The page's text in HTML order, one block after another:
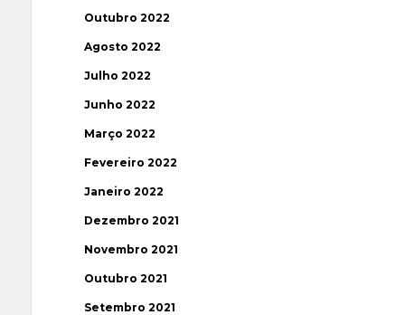
Outubro 2022
Agosto 2022
Julho 2022
Junho 2022
Março 2022
Fevereiro 2022
Janeiro 2022
Dezembro 2021
Novembro 2021
Outubro 2021
Setembro 2021